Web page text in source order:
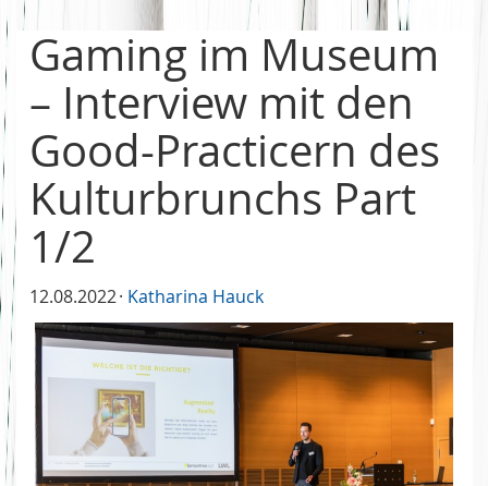
Gaming im Museum
– Interview mit den
Good-Practicern des
Kulturbrunchs Part
1/2
12.08.2022 Katharina Hauck